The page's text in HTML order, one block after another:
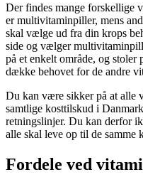
Der findes mange forskellige
er multivitaminpiller, mens
skal vælge ud fra din krops
side og vælger
på et enkelt område, og stoler
dække behovet for de andre
Du kan være sikker på at alle
samtlige kosttilskud i
retningslinjer. Du kan derfor
alle skal leve op til de samme
Fordele ved